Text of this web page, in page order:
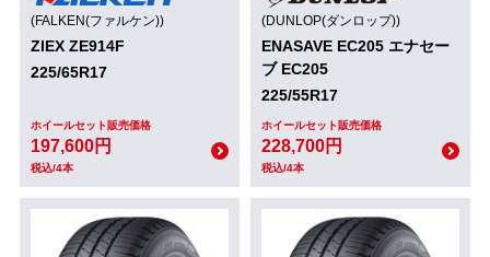
(FALKEN(ファルケン))
ZIEX ZE914F
225/65R17
ホイールセット販売価格
197,600円
税込/4本
(DUNLOP(ダンロップ))
ENASAVE EC205 エナセー
ブ EC205
225/55R17
ホイールセット販売価格
228,700円
税込/4本